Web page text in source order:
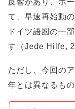
反響があり、ホ
て、早速再始動
ドイツ語圏の一
す（Jede Hilfe,
ただし、今回の
年とは異なるも